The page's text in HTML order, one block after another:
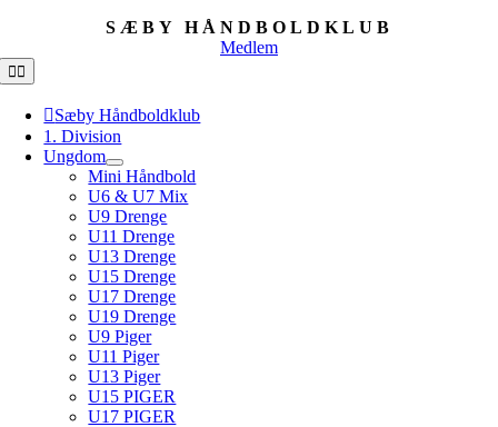
SÆBY HÅNDBOLDKLUB
Medlem
Toggle
Navigation
Sæby Håndboldklub
1. Division
Ungdom
Mini Håndbold
U6 & U7 Mix
U9 Drenge
U11 Drenge
U13 Drenge
U15 Drenge
U17 Drenge
U19 Drenge
U9 Piger
U11 Piger
U13 Piger
U15 PIGER
U17 PIGER